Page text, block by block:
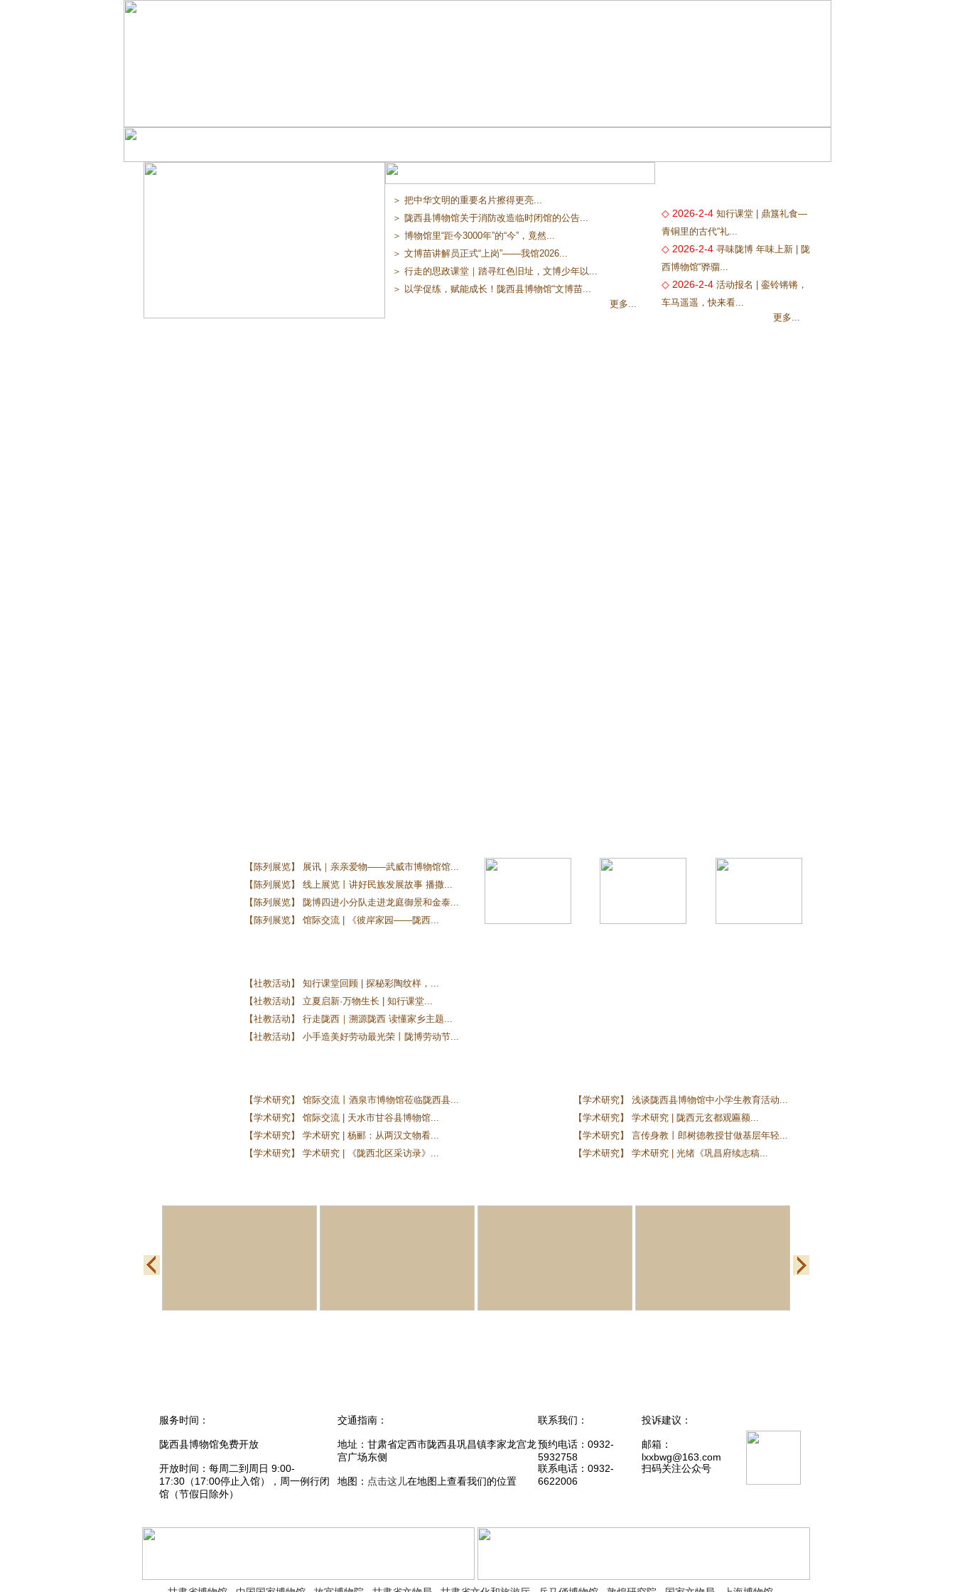
＞ 把中华文明的重要名片擦得更亮...
＞ 陇西县博物馆关于消防改造临时闭馆的公告...
＞ 博物馆里“距今3000年”的“今”，竟然...
＞ 文博苗讲解员正式“上岗”——我馆2026...
＞ 行走的思政课堂｜踏寻红色旧址，文博少年以...
＞ 以学促练，赋能成长！陇西县博物馆“文博苗...
更多...
◇ 2026-2-4 知行课堂 | 鼎簋礼食—
青铜里的古代“礼...
◇ 2026-2-4 寻味陇博 年味上新 | 陇
西博物馆“骅骝...
◇ 2026-2-4 活动报名 | 銮铃锵锵，
车马遥遥，快来看...
更多...
【陈列展览】 展讯｜亲亲爱物——武威市博物馆馆...
【陈列展览】 线上展览丨讲好民族发展故事 播撒...
【陈列展览】 陇博四进小分队走进龙庭御景和金泰...
【陈列展览】 馆际交流 | 《彼岸家园——陇西...
【社教活动】 知行课堂回顾 | 探秘彩陶纹样，...
【社教活动】 立夏启新·万物生长 | 知行课堂...
【社教活动】 行走陇西｜溯源陇西 读懂家乡主题...
【社教活动】 小手造美好劳动最光荣丨陇博劳动节...
【学术研究】 馆际交流丨酒泉市博物馆莅临陇西县...
【学术研究】 馆际交流 | 天水市甘谷县博物馆...
【学术研究】 学术研究 | 杨郦：从两汉文物看...
【学术研究】 学术研究 | 《陇西北区采访录》...
【学术研究】 浅谈陇西县博物馆中小学生教育活动...
【学术研究】 学术研究 | 陇西元玄都观匾额...
【学术研究】 言传身教丨郎树德教授甘做基层年轻...
【学术研究】 学术研究 | 光绪《巩昌府续志稿...
服务时间：
陇西县博物馆免费开放
开放时间：每周二到周日 9:00-
17:30（17:00停止入馆），周一例行闭
馆（节假日除外）
交通指南：
地址：甘肃省定西市陇西县巩昌镇李家龙宫龙
宫广场东侧
地图： 点击这儿在地图上查看我们的位置
联系我们：
预约电话：0932-
5932758
联系电话：0932-
6622006
投诉建议：
邮箱：
lxxbwg@163.com
扫码关注公众号